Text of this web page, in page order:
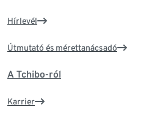
Hírlevél
Útmutató és mérettanácsadó
A Tchibo-ról
Karrier